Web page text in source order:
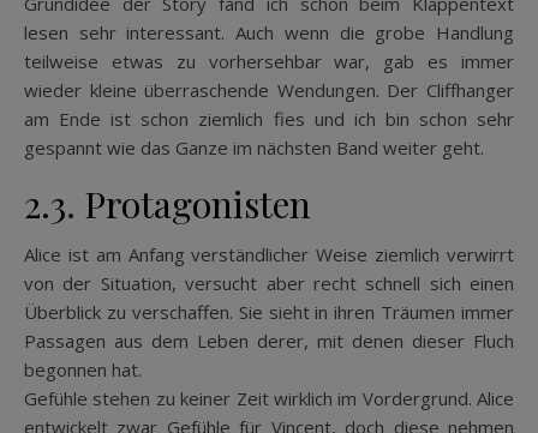
lesen sehr interessant. Auch wenn die grobe Handlung
teilweise etwas zu vorhersehbar war, gab es immer
wieder kleine überraschende Wendungen. Der Cliffhanger
am Ende ist schon ziemlich fies und ich bin schon sehr
gespannt wie das Ganze im nächsten Band weiter geht.
2.3. Protagonisten
Alice ist am Anfang verständlicher Weise ziemlich verwirrt
von der Situation, versucht aber recht schnell sich einen
Überblick zu verschaffen. Sie sieht in ihren Träumen immer
Passagen aus dem Leben derer, mit denen dieser Fluch
begonnen hat.
Gefühle stehen zu keiner Zeit wirklich im Vordergrund. Alice
entwickelt zwar Gefühle für Vincent, doch diese nehmen